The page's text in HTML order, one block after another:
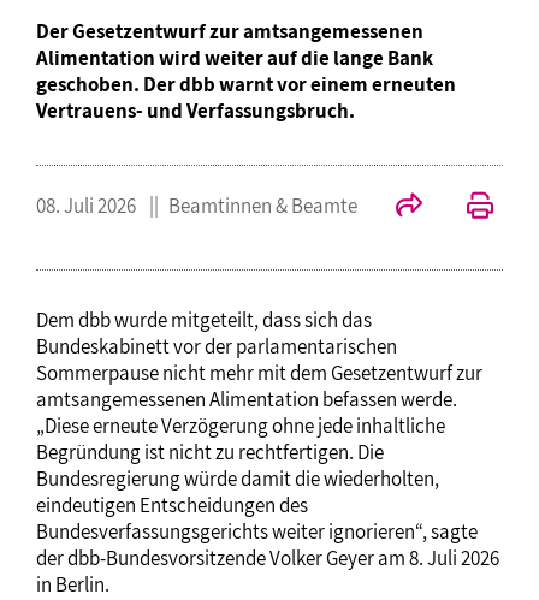
Der Gesetzentwurf zur amtsangemessenen
Alimentation wird weiter auf die lange Bank
geschoben. Der dbb warnt vor einem erneuten
Vertrauens- und Verfassungsbruch.
08. Juli 2026 Beamtinnen & Beamte
Dem dbb wurde mitgeteilt, dass sich das
Bundeskabinett vor der parlamentarischen
Sommerpause nicht mehr mit dem Gesetzentwurf zur
amtsangemessenen Alimentation befassen werde.
„Diese erneute Verzögerung ohne jede inhaltliche
Begründung ist nicht zu rechtfertigen. Die
Bundesregierung würde damit die wiederholten,
eindeutigen Entscheidungen des
Bundesverfassungsgerichts weiter ignorieren“, sagte
der dbb-Bundesvorsitzende Volker Geyer am 8. Juli 2026
in Berlin.